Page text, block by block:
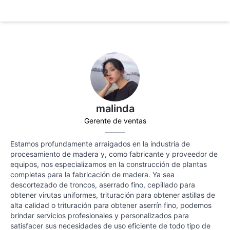
malinda
Gerente de ventas
Estamos profundamente arraigados en la industria de
procesamiento de madera y, como fabricante y proveedor de
equipos, nos especializamos en la construcción de plantas
completas para la fabricación de madera. Ya sea
descortezado de troncos, aserrado fino, cepillado para
obtener virutas uniformes, trituración para obtener astillas de
alta calidad o trituración para obtener aserrín fino, podemos
brindar servicios profesionales y personalizados para
satisfacer sus necesidades de uso eficiente de todo tipo de